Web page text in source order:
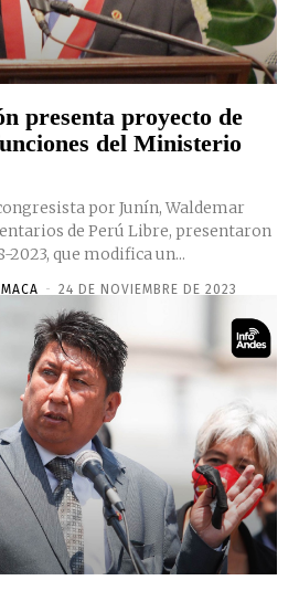
presenta proyecto de
del Ministerio
por Junín, Waldemar
de Perú Libre, presentaron
2023, que modifica un...
- 24 DE NOVIEMBRE DE 2023